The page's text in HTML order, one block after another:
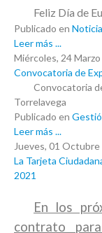
Feliz Día de
Publicado en
Leer más ...
Miércoles, 24
Convocatoria de
Convocatoria
Torrelavega
Publicado en
Leer más ...
Jueves, 01
La Tarjeta
2021
En los
contrato